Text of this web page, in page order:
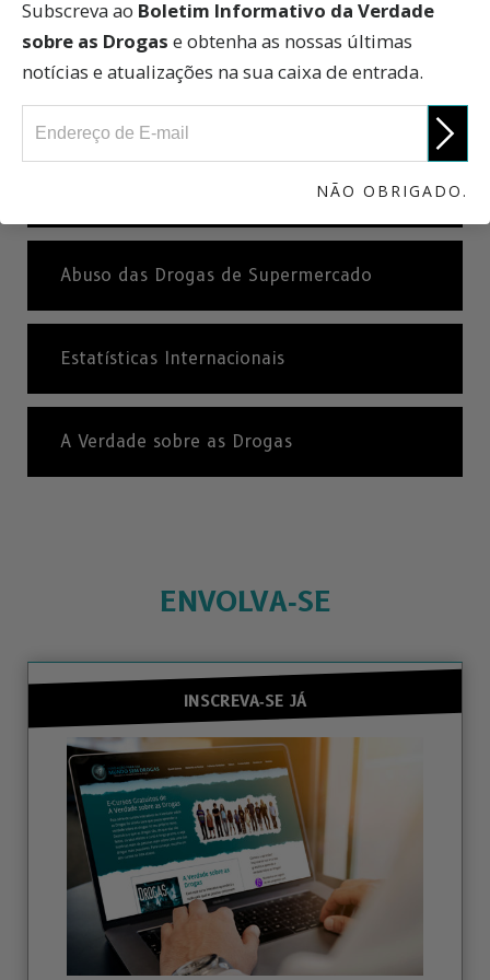
Antidepressivos
Abuso das Drogas de Supermercado
Estatísticas Internacionais
A Verdade sobre as Drogas
ENVOLVA‑SE
INSCREVA‑SE JÁ
Subscreva ao Boletim Informativo da Verdade
sobre as Drogas e obtenha as nossas últimas
notícias e atualizações na sua caixa de entrada.
NÃO OBRIGADO.